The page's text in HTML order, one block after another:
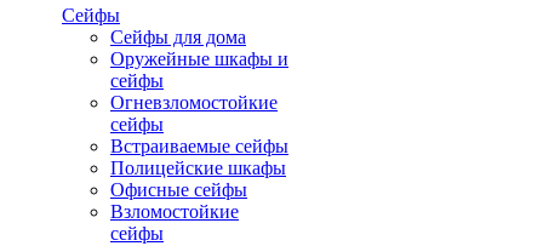
Сейфы
Сейфы для дома
Оружейные шкафы и
сейфы
Огневзломостойкие
сейфы
Встраиваемые сейфы
Полицейские шкафы
Офисные сейфы
Взломостойкие
сейфы